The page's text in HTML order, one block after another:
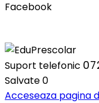
Facebook
Suport telefonic
Salvate0
Acceseaza pagina